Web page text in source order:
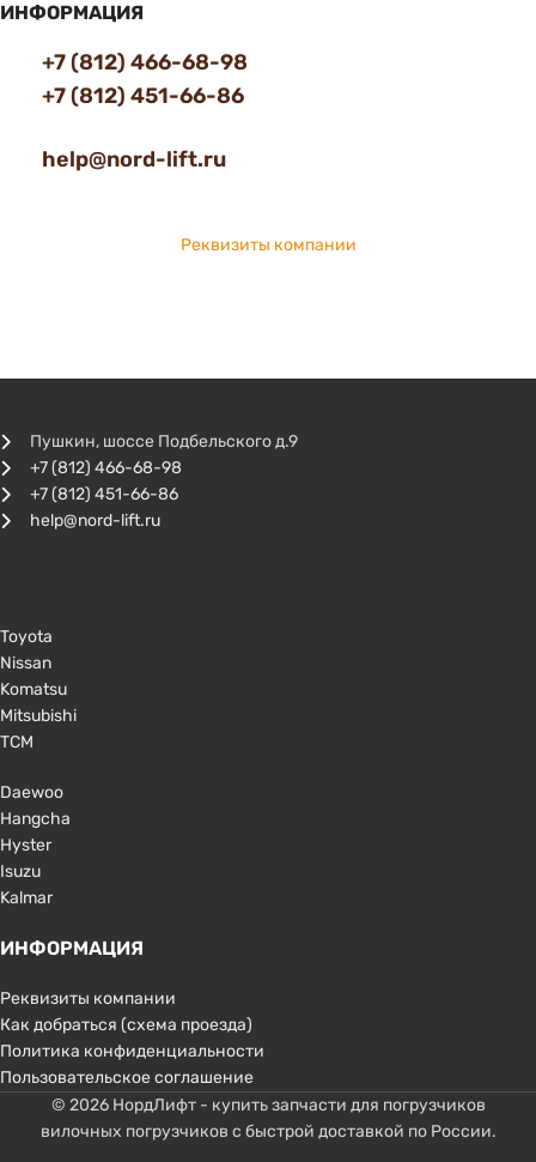
ИНФОРМАЦИЯ
+7 (812) 466-68-98
+7 (812) 451-66-86
help@nord-lift.ru
Реквизиты компании
Пушкин, шоссе Подбельского д.9
+7 (812) 466-68-98
+7 (812) 451-66-86
help@nord-lift.ru
Toyota
Nissan
Komatsu
Mitsubishi
TCM
Daewoo
Hangcha
Hyster
Isuzu
Kalmar
ИНФОРМАЦИЯ
Реквизиты компании
Как добраться (схема проезда)
Политика конфиденциальности
Пользовательское соглашение
© 2026 НордЛифт - купить запчасти для погрузчиков
вилочных погрузчиков с быстрой доставкой по России.